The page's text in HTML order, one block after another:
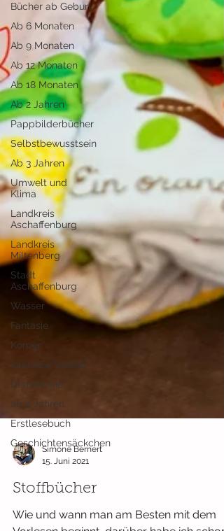
Bücher ab Geburt
Ab 6 Monaten
Ab 9 Monaten
Ab 12 Monaten
Ab 18 Monaten
Ab 2 Jahren
Pappbilderbücher
Selbstbewusstsein
Ab 3 Jahren
Umwelt und
Klima
Landkreis
Aschaffenburg
Landkreis
Miltenberg
Stadt
Aschaffenburg
Wasser
Fantasie
Körper
Interview Vielfalt
Demokratie
ab 4 Jahren
Erstlesebuch
Geschichtensäckchen
15. Juni 2021
Stoffbücher